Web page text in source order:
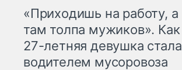
«Приходишь на работу, а
там толпа мужиков». Как
27-летняя девушка стала
водителем мусоровоза